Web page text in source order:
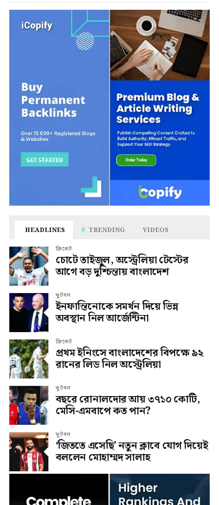
HEADLINES TRENDING VIDEOS
ক্রিকেট
চোটে তাইজুল, অস্ট্রেলিয়া টেস্টের
আগে বড় দুশ্চিন্তায় বাংলাদেশ
ফুটবল
ইনফান্তিনোকে সমর্থন দিয়ে ভিন্ন
অবস্থান নিল আর্জেন্টিনা
ক্রিকেট
প্রথম ইনিংসে বাংলাদেশের বিপক্ষে ৯২
রানের লিড নিল অস্ট্রেলিয়া
ফুটবল
বছরে রোনালদোর আয় ৩৭১০ কোটি,
মেসি-এমবাপে কত পান?
ফুটবল
‘জিততে এসেছি’ নতুন ক্লাবে যোগ দিয়েই
বললেন মোহাম্মদ সালাহ